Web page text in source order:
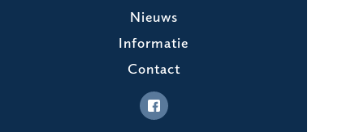
Nieuws
Informatie
Contact